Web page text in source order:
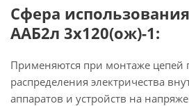
Сфера
ААБ2л 3х120(ож)-1:
Применяются при монтаже цепей
распределения электричества
аппаратов и устройств на